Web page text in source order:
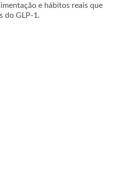
e hábitos reais que
do GLP-1.